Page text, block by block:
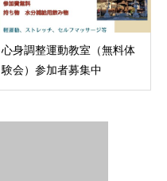
心身調整運動教室（無料体
験会）参加者募集中